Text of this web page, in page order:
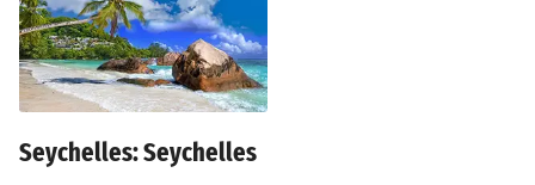
Seychelles: Seychelles